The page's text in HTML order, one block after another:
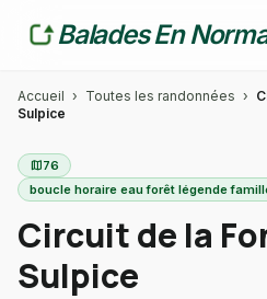
Balades En
Accueil › Toutes les randonnées ›
Sulpice
map76
boucle horaire eau forêt légende
Circuit de la
Sulpice